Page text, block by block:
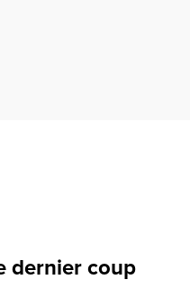
dernier coup